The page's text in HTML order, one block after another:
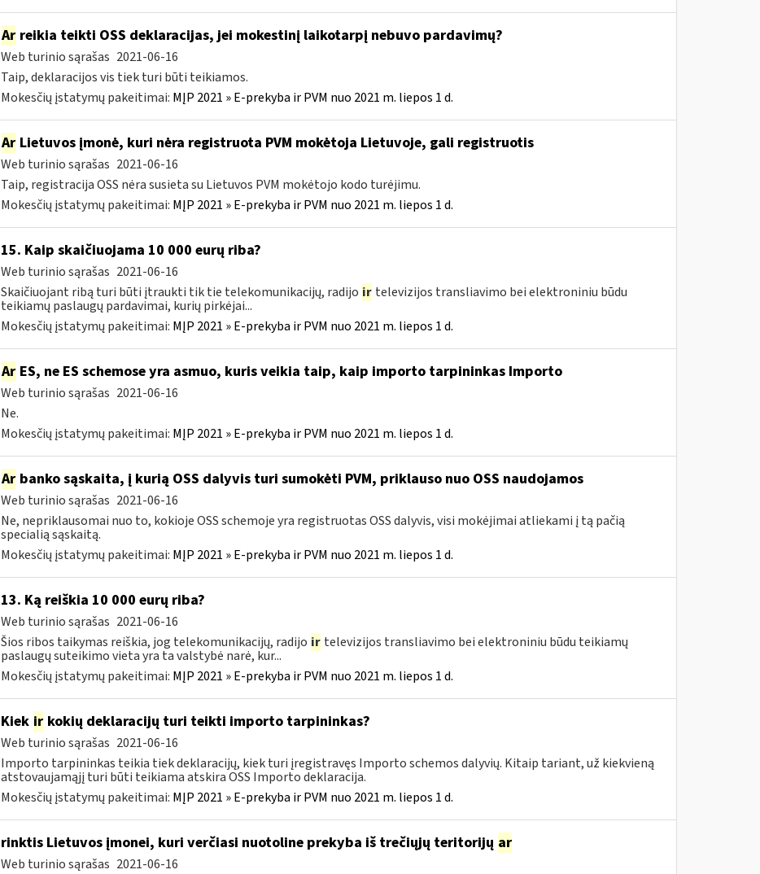
Arreikia teikti OSS deklaracijas, jei mokestinį laikotarpį nebuvo pardavimų?
Web turinio sąrašas 2021-06-16
Taip, deklaracijos vis tiek turi būti teikiamos.
Mokesčių įstatymų pakeitimai: MĮP 2021 » E-prekyba ir PVM nuo 2021 m. liepos 1 d.
ArLietuvos įmonė, kuri nėra registruota PVM mokėtoja Lietuvoje, gali registruotis
Web turinio sąrašas 2021-06-16
Taip, registracija OSS nėra susieta su Lietuvos PVM mokėtojo kodo turėjimu.
Mokesčių įstatymų pakeitimai: MĮP 2021 » E-prekyba ir PVM nuo 2021 m. liepos 1 d.
15. Kaip skaičiuojama 10 000 eurų riba?
Web turinio sąrašas 2021-06-16
Skaičiuojant ribą turi būti įtraukti tik tie telekomunikacijų, radijo ir televizijos transliavimo bei elektroniniu būdu
teikiamų paslaugų pardavimai, kurių pirkėjai...
Mokesčių įstatymų pakeitimai: MĮP 2021 » E-prekyba ir PVM nuo 2021 m. liepos 1 d.
ArES, ne ES schemose yra asmuo, kuris veikia taip, kaip importo tarpininkas Importo
Web turinio sąrašas 2021-06-16
Ne.
Mokesčių įstatymų pakeitimai: MĮP 2021 » E-prekyba ir PVM nuo 2021 m. liepos 1 d.
Arbanko sąskaita, į kurią OSS dalyvis turi sumokėti PVM, priklauso nuo OSS naudojamos
Web turinio sąrašas 2021-06-16
Ne, nepriklausomai nuo to, kokioje OSS schemoje yra registruotas OSS dalyvis, visi mokėjimai atliekami į tą pačią
specialią sąskaitą.
Mokesčių įstatymų pakeitimai: MĮP 2021 » E-prekyba ir PVM nuo 2021 m. liepos 1 d.
13. Ką reiškia 10 000 eurų riba?
Web turinio sąrašas 2021-06-16
Šios ribos taikymas reiškia, jog telekomunikacijų, radijo ir televizijos transliavimo bei elektroniniu būdu teikiamų
paslaugų suteikimo vieta yra ta valstybė narė, kur...
Mokesčių įstatymų pakeitimai: MĮP 2021 » E-prekyba ir PVM nuo 2021 m. liepos 1 d.
Kiek irkokių deklaracijų turi teikti importo tarpininkas?
Web turinio sąrašas 2021-06-16
Importo tarpininkas teikia tiek deklaracijų, kiek turi įregistravęs Importo schemos dalyvių. Kitaip tariant, už kiekvieną
atstovaujamąjį turi būti teikiama atskira OSS Importo deklaracija.
Mokesčių įstatymų pakeitimai: MĮP 2021 » E-prekyba ir PVM nuo 2021 m. liepos 1 d.
rinktis Lietuvos įmonei, kuri verčiasi nuotoline prekyba iš trečiųjų teritorijų ar
Web turinio sąrašas 2021-06-16